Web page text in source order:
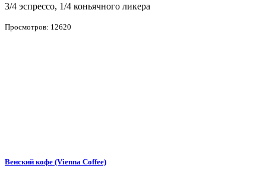
3/4 эспрессо, 1/4 коньячного ликера
Просмотров: 12620
Венский кофе (Vienna Coffee)